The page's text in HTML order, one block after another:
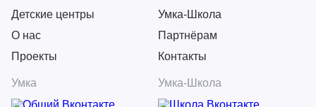
Детские центры
Умка-Школа
О нас
Партнёрам
Проекты
Контакты
Умка Умка-Школа
Форматы: doc., docx., pdf. Общий вес не более 10Мб
Ваше сообщение